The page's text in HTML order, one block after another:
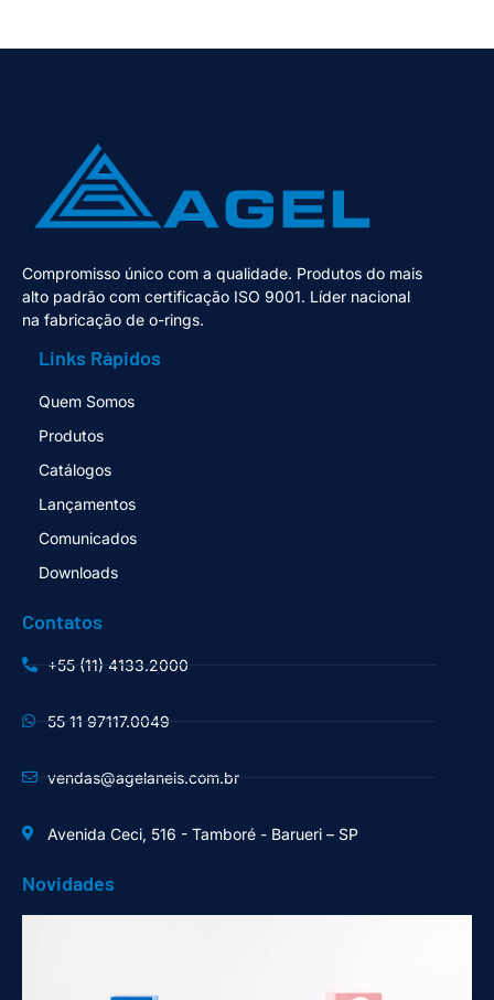
Compromisso único com a qualidade. Produtos do mais
alto padrão com certificação ISO 9001. Líder nacional
na fabricação de o-rings.
Links Rápidos
Quem Somos
Produtos
Catálogos
Lançamentos
Comunicados
Downloads
Contatos
+55 (11) 4133.2000
55 11 97117.0049
vendas@agelaneis.com.br
Avenida Ceci, 516 - Tamboré - Barueri – SP
Novidades